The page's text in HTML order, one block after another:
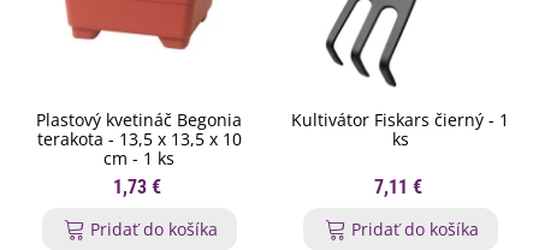
Plastový kvetináč Begonia
terakota - 13,5 x 13,5 x 10
cm - 1 ks
1,73 €
Pridať do košíka
Kultivátor Fiskars čierný - 1
ks
7,11 €
Pridať do košíka